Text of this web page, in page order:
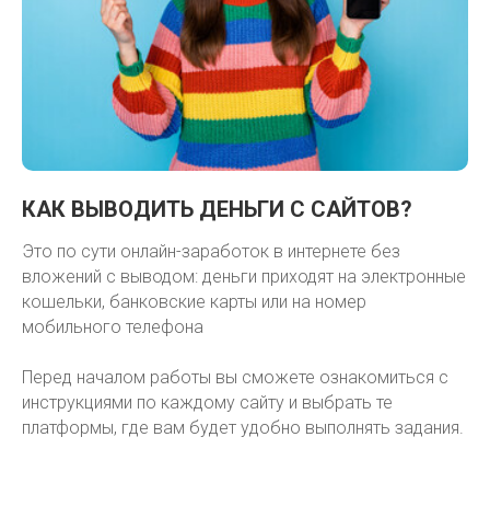
КАК ВЫВОДИТЬ ДЕНЬГИ С САЙТОВ?
Это по сути онлайн-заработок в интернете без
вложений с выводом: деньги приходят на электронные
кошельки, банковские карты или на номер
мобильного телефона
Перед началом работы вы сможете ознакомиться с
инструкциями по каждому сайту и выбрать те
платформы, где вам будет удобно выполнять задания.